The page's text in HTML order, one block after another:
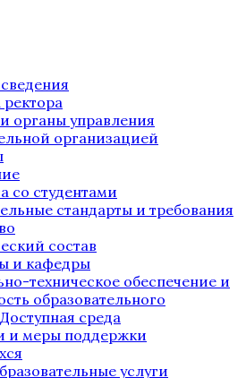
ректора
органы управления
организацией
со студентами
стандарты и требования
состав
и кафедры
техническое обеспечение и
образовательного
среда
и меры поддержки
услуги